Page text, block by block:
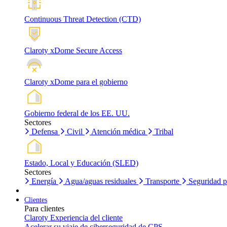
Continuous Threat Detection (CTD)
Claroty xDome Secure Access
Claroty xDome para el gobierno
Gobierno federal de los EE. UU.
Sectores
Defensa
Civil Atención médica Tribal
Estado, Local y Educación (SLED)
Sectores
Energía
Agua/aguas residuales Transporte Seguridad
Clientes
Para clientes
Claroty Experiencia del cliente